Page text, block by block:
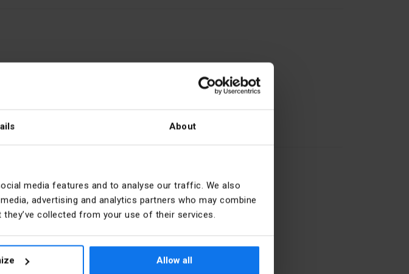
About
media features and to analyse our traffic. We also
advertising and analytics partners who may combine
collected from your use of their services.
Allow all
22
Lochdurchmesser 22.5 mm